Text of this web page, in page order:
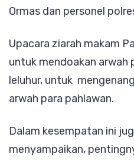
Ormas dan personel
Upacara ziarah makam
untuk mendoakan arwah
leluhur, untuk
arwah para pahlawan.
Dalam kesempatan ini
menyampaikan,